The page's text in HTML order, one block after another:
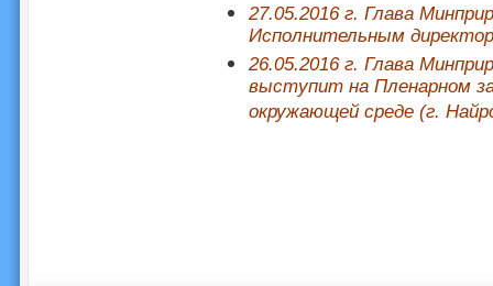
27.05.2016 г. Глава
Исполнительным
26.05.2016 г. Глава
выступит на Пленарном
окружающей среде (г.